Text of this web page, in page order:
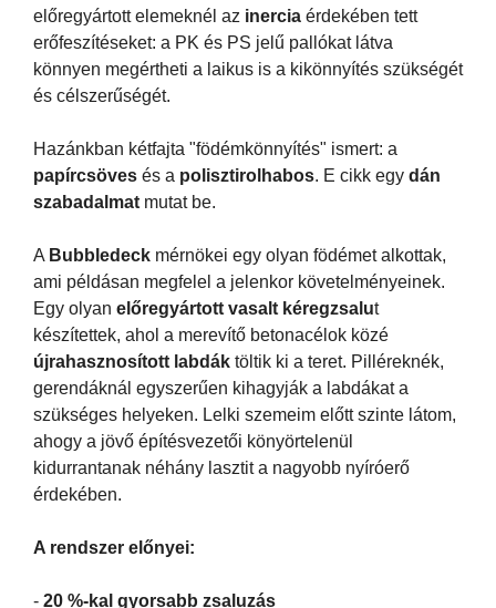
előregyártott elemeknél az inercia érdekében tett
erőfeszítéseket: a PK és PS jelű pallókat látva
könnyen megértheti a laikus is a kikönnyítés szükségét
és célszerűségét.
Hazánkban kétfajta "födémkönnyítés" ismert: a
papírcsöves és a polisztirolhabos. E cikk egy dán
szabadalmat mutat be.
A Bubbledeck mérnökei egy olyan födémet alkottak,
ami példásan megfelel a jelenkor követelményeinek.
Egy olyan előregyártott vasalt kéregzsalut
készítettek, ahol a merevítő betonacélok közé
újrahasznosított labdák töltik ki a teret. Pilléreknék,
gerendáknál egyszerűen kihagyják a labdákat a
szükséges helyeken. Lelki szemeim előtt szinte látom,
ahogy a jövő építésvezetői könyörtelenül
kidurrantanak néhány lasztit a nagyobb nyíróerő
érdekében.
A rendszer előnyei:
- 20 %-kal gyorsabb zsaluzás